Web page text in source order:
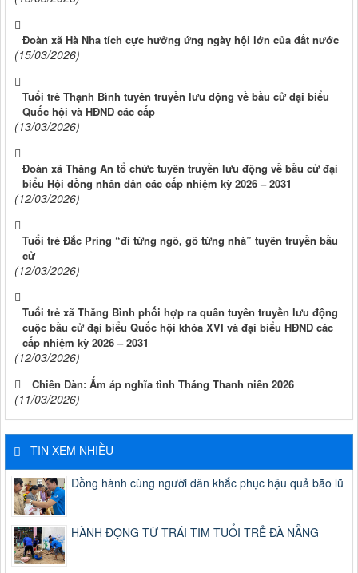
Đoàn xã Hà Nha tích cực hưởng ứng ngày hội lớn của đất nước
(15/03/2026)
Tuổi trẻ Thạnh Bình tuyên truyền lưu động về bầu cử đại biểu
Quốc hội và HĐND các cấp
(13/03/2026)
Đoàn xã Thăng An tổ chức tuyên truyền lưu động về bầu cử đại
biểu Hội đồng nhân dân các cấp nhiệm kỳ 2026 – 2031
(12/03/2026)
Tuổi trẻ Đắc Pring “đi từng ngõ, gõ từng nhà” tuyên truyền bầu
cử
(12/03/2026)
Tuổi trẻ xã Thăng Bình phối hợp ra quân tuyên truyền lưu động
cuộc bầu cử đại biểu Quốc hội khóa XVI và đại biểu HĐND các
cấp nhiệm kỳ 2026 – 2031
(12/03/2026)
Chiên Đàn: Ấm áp nghĩa tình Tháng Thanh niên 2026
(11/03/2026)
TIN XEM NHIỀU
Đồng hành cùng người dân khắc phục hậu quả bão lũ
HÀNH ĐỘNG TỪ TRÁI TIM TUỔI TRẺ ĐÀ NẴNG